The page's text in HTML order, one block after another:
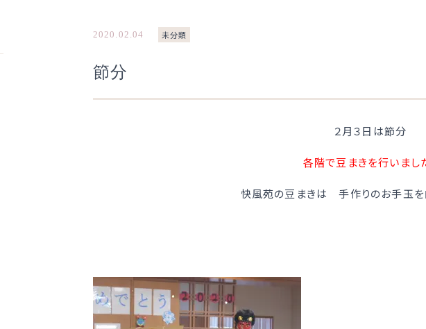
2020.02.04 未分類
節分
２月３日は節分
各階で豆まきを行いまし
快風苑の豆まきは 手作りのお手玉